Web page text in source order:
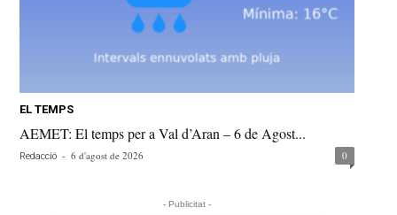
EL TEMPS
AEMET: El temps per a Val d’Aran – 6 de Agost...
Redacció - 6 d'agost de 2026 0
- Publicitat -